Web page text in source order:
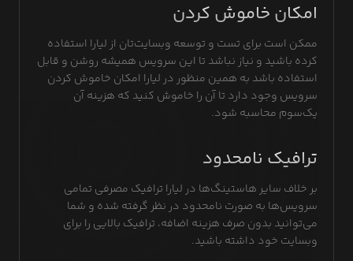
امکان خاموش کردن
ممکن است برای تست و توسعه وبسایت‌تان از لیارا استفاده
کرده باشید و نیاز نباشد تا این سرویس همیشه روشن و قابل
استفاده باشد به همین منظور در لیارا امکان خاموش کردن
سرویس وجود دارد تا آن را خاموش کنید که هزینه آن
یک‌سوم محاسبه شود.
ترافیک نامحدود
بر خلاف سایر هاستینگ‌ها در لیارا ترافیک مصرفی تمامی
سرویس‌ها به صورت نامحدود در نظر گرفته شده و شما
می‌توانید بدون صرف هزینه اضافه، ترافیک بالایی را برای
وبسایت خود داشته باشید.